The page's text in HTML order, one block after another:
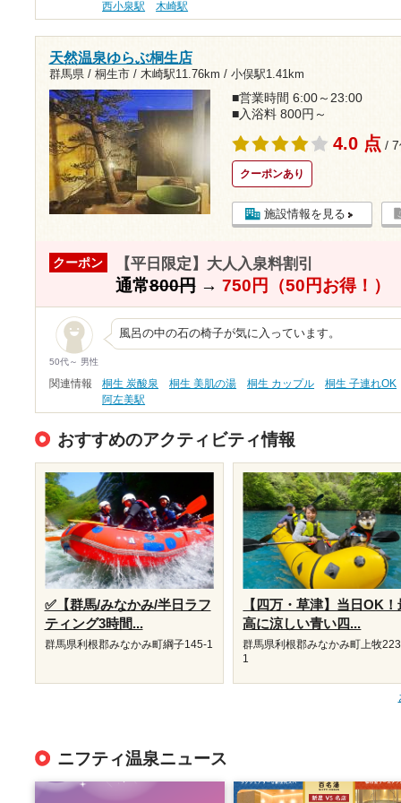
西小泉駅 木崎駅
天然温泉ゆらぶ桐生店
群馬県 / 桐生市 / 木崎駅11.76km / 小俣駅1.41km
■営業時間 6:00～23:00
■入浴料 800円～
4.0 点 /
クーポンあり
施設情報を見る
クーポン 【平日限定】大人入泉料割引
通常800円→ 750円（50円お得！）
50代～ 男性
風呂の中の石の椅子が気に入っています。
関連情報 桐生 炭酸泉 桐生 美肌の湯 桐生 カップル
桐生 子連れOK
阿左美駅
おすすめのアクティビティ情報
✅【群馬/みなかみ/半日ラフ
ティング3時間...
群馬県利根郡みなかみ町綱子145-1
【四万・草津】当日OK！
高に涼しい青い四...
群馬県利根郡みなかみ町上牧
1
ニフティ温泉ニュース